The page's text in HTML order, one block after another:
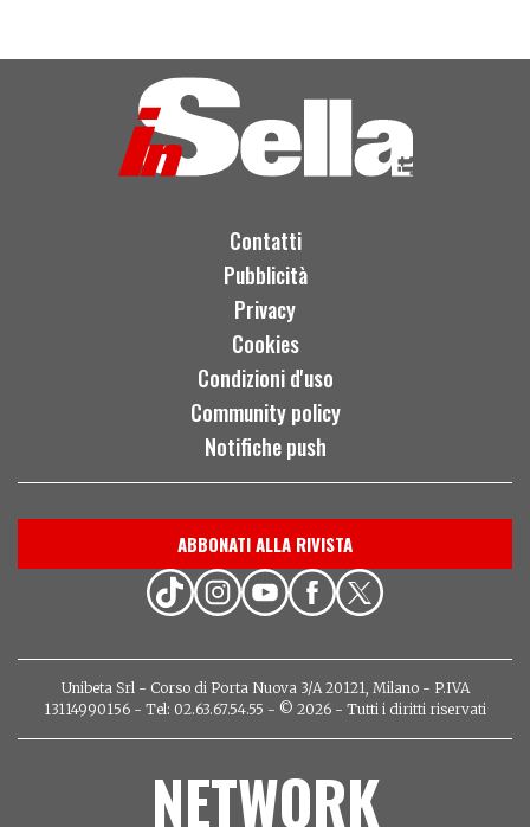
Contatti
Pubblicità
Privacy
Cookies
Condizioni d'uso
Community policy
Notifiche push
ABBONATI ALLA RIVISTA
Unibeta Srl - Corso di Porta Nuova 3/A 20121, Milano - P.IVA
13114990156 - Tel: 02.63.67.54.55 - © 2026 - Tutti i diritti riservati
NETWORK